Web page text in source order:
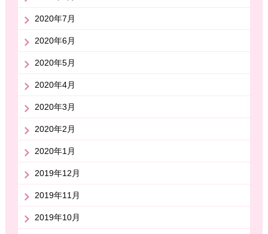
2020年7月
2020年6月
2020年5月
2020年4月
2020年3月
2020年2月
2020年1月
2019年12月
2019年11月
2019年10月